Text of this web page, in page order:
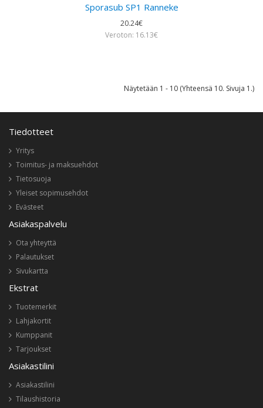
Sporasub SP1 Ranneke
20.24€
Veroton: 16.13€
Näytetään 1 - 10 (Yhteensä 10. Sivuja 1.)
Tiedotteet
Yritys
Toimitus- ja maksuehdot
Tietosuoja
Yleiset sopimusehdot
Evästeet
Asiakaspalvelu
Ota yhteyttä
Palautukset
Sivukartta
Ekstrat
Tuotemerkit
Lahjakortit
Kumppanit
Tarjoukset
Asiakastilini
Asiakastilini
Tilaushistoria